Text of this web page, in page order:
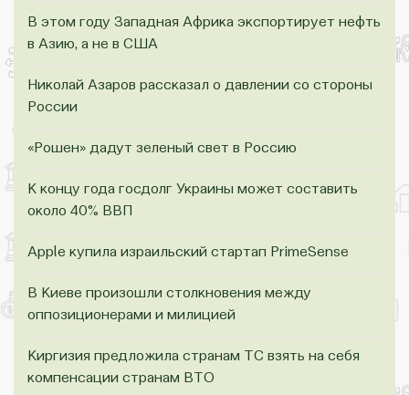
В этом году Западная Африка экспортирует нефть
в Азию, а не в США
Николай Азаров рассказал о давлении со стороны
России
«Рошен» дадут зеленый свет в Россию
К концу года госдолг Украины может составить
около 40% ВВП
Apple купила израильский стартап PrimeSense
В Киеве произошли столкновения между
оппозиционерами и милицией
Киргизия предложила странам ТС взять на себя
компенсации странам ВТО